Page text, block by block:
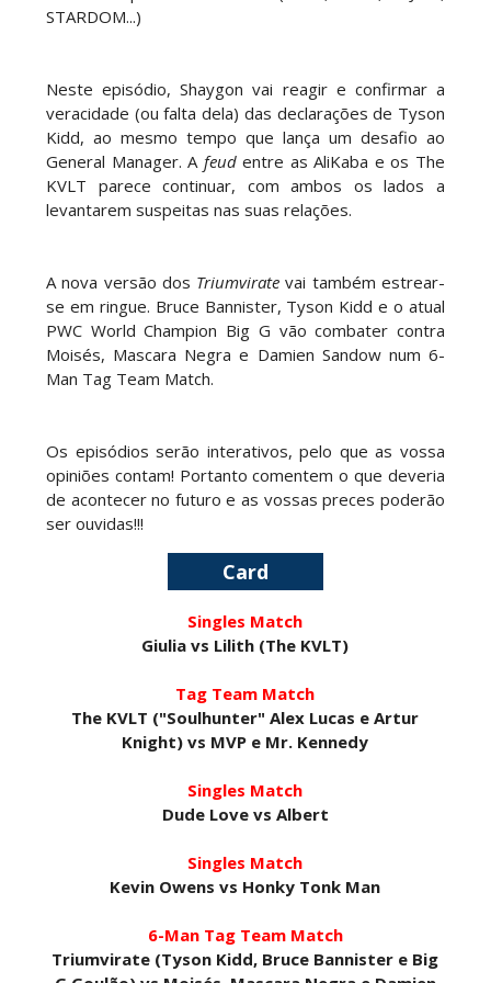
Unknown-Aug 06 2026
VITÓRIA IMPRESSIONANTE E DESAFIO LANÇADO
PARA O ALL IN: Willow Nightingale e The
Brawling Birds levam a melhor no Grand Slam
Mexico
Unknown -Aug 06 2026
ameaça no Grand Slam Mexico e é brutalizado
por MJF
Unknown -Aug 06 2026
CAOS NO GRAND SLAM MEXICO: The Death
Unknown-Aug 06 2026
WWE: Lola Vice despede-se do NXT após derrota
no Underground Match
vindas ao primeiro filho
SCSA867 -Aug 05 2026
WWE: Brock Lesnar confirma que se retirou no
Aug 05 2026
VIOLÊNCIA DESMEDIDA NO RAW: Jacob Fatu
STARDOM...)
Neste episódio, Shaygon vai reagir e confirmar a
veracidade (ou falta dela) das declarações de Tyson
Kidd, ao mesmo tempo que lança um desafio ao
General Manager. A feudentre as AliKaba e os The
KVLT parece continuar, com ambos os lados a
levantarem suspeitas nas suas relações.
A nova versão dos Triumviratevai também estrear-
se em ringue. Bruce Bannister, Tyson Kidd e o atual
PWC World Champion Big G vão combater contra
Moisés, Mascara Negra e Damien Sandow num 6-
Man Tag Team Match.
Os episódios serão interativos, pelo que as vossa
opiniões contam! Portanto comentem o que deveria
de acontecer no futuro e as vossas preces poderão
ser ouvidas!!!
Card
Singles Match
Giulia vs Lilith (The KVLT)
Tag Team Match
The KVLT ("Soulhunter" Alex Lucas e Artur
Knight) vs MVP e Mr. Kennedy
Singles Match
Dude Love vs Albert
Singles Match
Kevin Owens vs Honky Tonk Man
6-Man Tag Team Match
Triumvirate (Tyson Kidd, Bruce Bannister e Big